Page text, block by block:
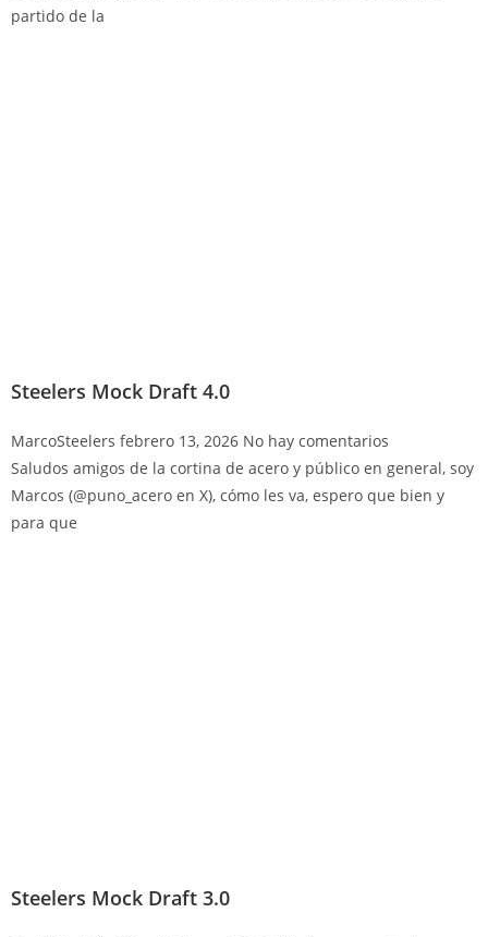
partido de la
Steelers Mock Draft 4.0
MarcoSteelers febrero 13, 2026 No hay comentarios
Saludos amigos de la cortina de acero y público en general, soy
Marcos (@puno_acero en X), cómo les va, espero que bien y
para que
Steelers Mock Draft 3.0